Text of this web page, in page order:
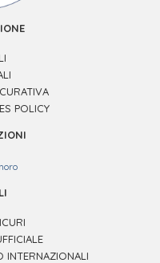
POLICY
INTERNAZIONALI